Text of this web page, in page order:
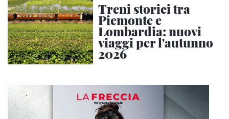
Treni storici tra
Piemonte e
Lombardia: nuovi
viaggi per l'autunno
2026